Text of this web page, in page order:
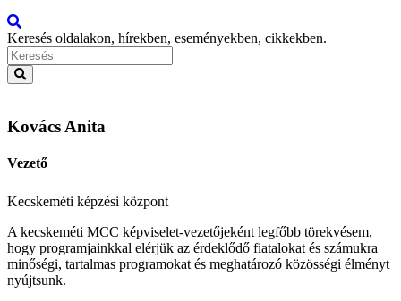
Keresés oldalakon, hírekben, eseményekben, cikkekben.
Kovács Anita
Vezető
Kecskeméti képzési központ
A kecskeméti MCC képviselet-vezetőjeként legfőbb törekvésem,
hogy programjainkkal elérjük az érdeklődő fiatalokat és számukra
minőségi, tartalmas programokat és meghatározó közösségi élményt
nyújtsunk.